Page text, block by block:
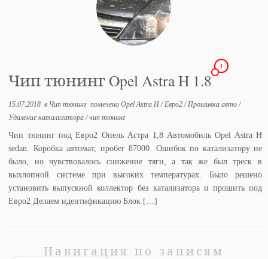
Чип тюнинг Opel Astra H 1.8
1
15.07.2018 в Чип тюнинг помеченоOpel Astra H/ Евро2/ Прошивка авто/
Удаление катализатора/чип тюнинг
Чип тюнинг под Евро2 Опель Астра 1,8 Автомобиль Opel Astra H
sedan. Коробка автомат, пробег 87000. Ошибок по катализатору не
было, но чувствовалось снижение тяги, а так же был треск в
выхлопной системе при высоких температурах. Было решено
установить выпускной коллектор без катализатора и прошить под
Евро2 Делаем идентификацию Блок […]
Навигация по записям